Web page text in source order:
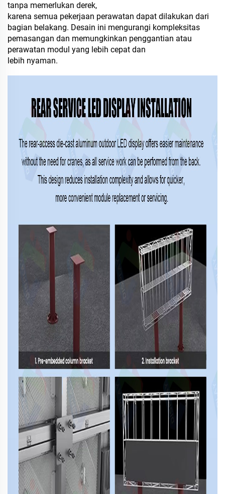
tanpa memerlukan derek,
karena semua pekerjaan perawatan dapat dilakukan dari
bagian belakang. Desain ini mengurangi kompleksitas
pemasangan dan memungkinkan penggantian atau
perawatan modul yang lebih cepat dan
lebih nyaman.